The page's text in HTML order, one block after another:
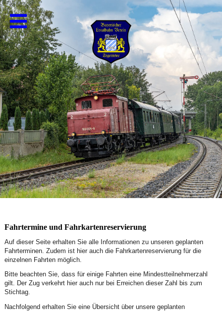
Fahrtermine und Fahrkartenreservierung
Auf dieser Seite erhalten Sie alle Informationen zu unseren geplanten
Fahrterminen. Zudem ist hier auch die Fahrkartenreservierung für die
einzelnen Fahrten möglich.
Bitte beachten Sie, dass für einige Fahrten eine Mindestteilnehmerzahl
gilt. Der Zug verkehrt hier auch nur bei Erreichen dieser Zahl bis zum
Stichtag.
Nachfolgend erhalten Sie eine Übersicht über unsere geplanten